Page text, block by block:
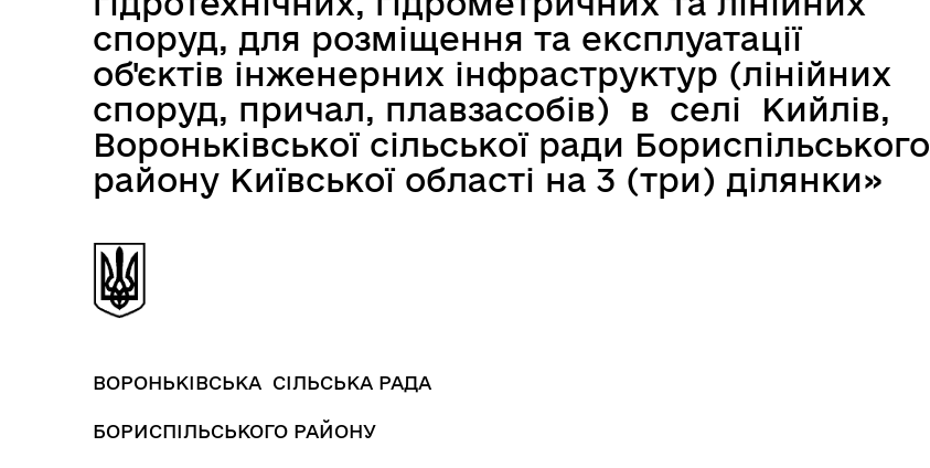
споруд, для розміщення та експлуатації
об'єктів інженерних інфраструктур (лінійних
споруд, причал, плавзасобів) в селі Кийлів,
Вороньківської сільської ради Бориспільського
району Київської області на 3 (три) ділянки»
ВОРОНЬКІВСЬКА СІЛЬСЬКА РАДА
БОРИСПІЛЬСЬКОГО РАЙОНУ